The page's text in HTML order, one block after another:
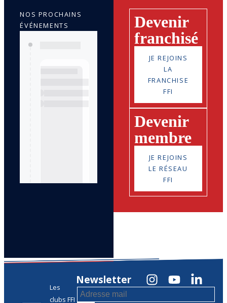
Devenir
franchisé
JE REJOINS
LA
FRANCHISE
FFI
Devenir
membre
JE REJOINS
LE RÉSEAU
FFI
NOS PROCHAINS
ÉVÉNEMENTS
Les
clubs FFI
Newsletter